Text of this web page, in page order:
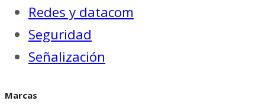
Redes y datacom
Seguridad
Señalización
Marcas